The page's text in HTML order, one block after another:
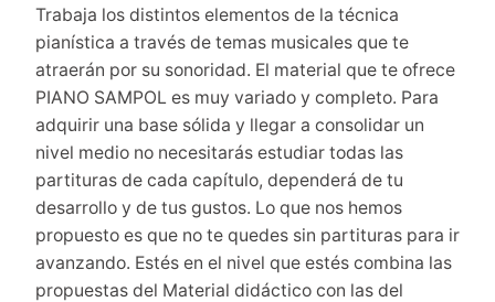
Trabaja los distintos elementos de la técnica
pianística a través de temas musicales que te
atraerán por su sonoridad. El material que te ofrece
PIANO SAMPOL es muy variado y completo. Para
adquirir una base sólida y llegar a consolidar un
nivel medio no necesitarás estudiar todas las
partituras de cada capítulo, dependerá de tu
desarrollo y de tus gustos. Lo que nos hemos
propuesto es que no te quedes sin partituras para ir
avanzando. Estés en el nivel que estés combina las
propuestas del Material didáctico con las del